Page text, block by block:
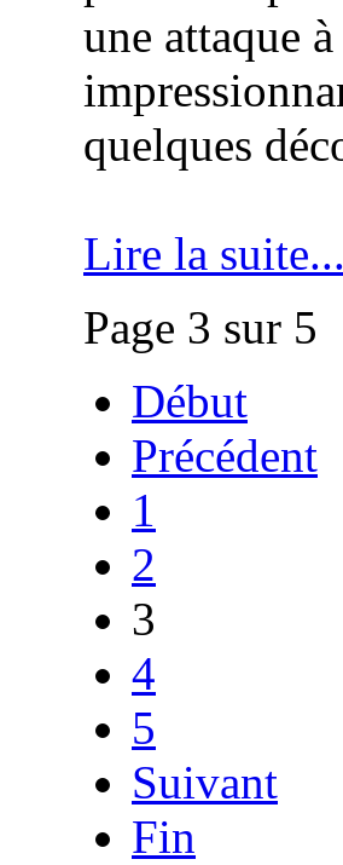
une attaque
quelques
Lire la
Page 3 sur 5
Début
Précédent
1
2
3
4
5
Suivant
Fin